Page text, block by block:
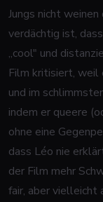
Jungs nicht
verdächtig ist,
„cool" und
Film kritisiert,
und im
indem er queere
ohne eine
dass Léo nie
der Film mehr
fair, aber vielleicht